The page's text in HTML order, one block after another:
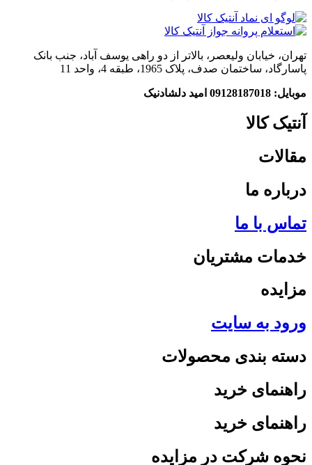
تهران، خیابان ولیعصر، بالاتر از دو راهی یوسف آباد، جنب بانک
پاسارگاد، ساختمان صدف، پلاک 1965، طبقه 4، واحد 11
موبایل: 09128187018 امید دلشادنیک
آنتیک کالا
مقالات
درباره ما
تماس با ما
خدمات مشتریان
مزایده
ورود به سایت
دسته بندی محصولات
راهنمای خرید
راهنمای خرید
نحوه شرکت در مزایده